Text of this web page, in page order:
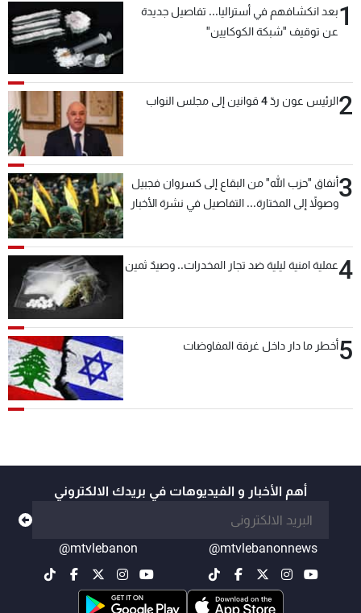
1بعد انكشافهم في أستراليا... تفاصيل جديدة
عن توقيف "شبكة الكوكايين"
2الرئيس عون ردّ 4 قوانين إلى مجلس النواب
3أنفاق "حزب الله" من البقاع إلى كسروان فجبيل
وصولاً إلى المختارة... التفاصيل في نشرة الأخبار
4عملية امنية ليلية ضد تجار المخدرات.. وصيدٌ ثمين
5أخطر ما دار داخل غرفة المفاوضات
أهم الأخبار و الفيديوهات في بريدك الالكتروني
@mtvlebanonnews
@mtvlebanon
لاعلاناتكم
شروط الإسـتخدام